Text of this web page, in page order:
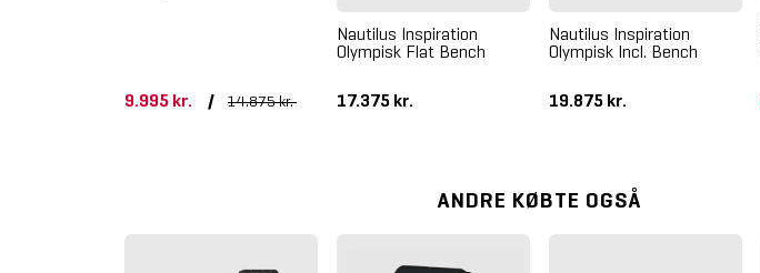
9.995 kr. / 14.875 kr.
Nautilus Inspiration
Olympisk Flat Bench
17.375 kr.
Nautilus Inspiration
Olympisk Incl. Bench
19.875 kr.
ANDRE KØBTE OGSÅ